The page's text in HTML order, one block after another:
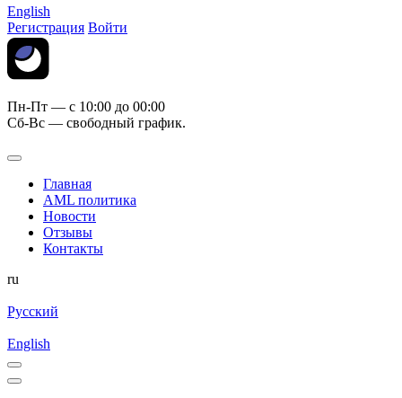
English
Регистрация Войти
Пн-Пт — c 10:00 до 00:00
Сб-Вс — свободный график.
Главная
AML политика
Новости
Отзывы
Контакты
ru
Русский
English